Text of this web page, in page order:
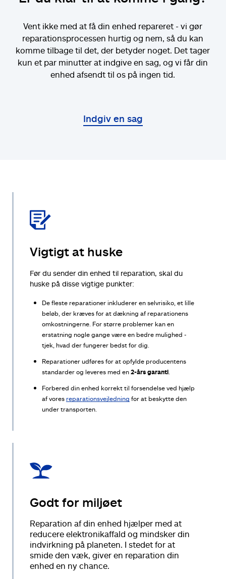
Vent ikke med at få din enhed repareret - vi gør
reparationsprocessen hurtig og nem, så du kan
komme tilbage til det, der betyder noget. Det tager
kun et par minutter at indgive en sag, og vi får din
enhed afsendt til os på ingen tid.
Indgiv en sag
Vigtigt at huske
Før du sender din enhed til reparation, skal du
huske på disse vigtige punkter:
De fleste reparationer inkluderer en selvrisiko, et lille
beløb, der kræves for at dækning af reparationens
omkostningerne. For større problemer kan en
erstatning nogle gange være en bedre mulighed -
tjek, hvad der fungerer bedst for dig.
Reparationer udføres for at opfylde producentens
standarder og leveres med en 2-års garanti.
Forbered din enhed korrekt til forsendelse ved hjælp
af vores reparationsvejledning for at beskytte den
under transporten.
Godt for miljøet
Reparation af din enhed hjælper med at
reducere elektronikaffald og mindsker din
indvirkning på planeten. I stedet for at
smide den væk, giver en reparation din
enhed en ny chance.